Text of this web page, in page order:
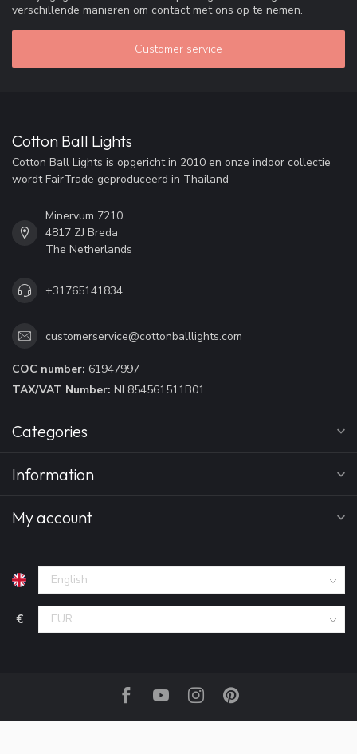
verschillende manieren om contact met ons op te nemen.
Customer service
Cotton Ball Lights
Cotton Ball Lights is opgericht in 2010 en onze indoor collectie
wordt FairTrade geproduceerd in Thailand
Minervum 7210
4817 ZJ Breda
The Netherlands
+31765141834
customerservice@cottonballlights.com
COC number: 61947997
TAX/VAT Number: NL854561511B01
Categories
Information
My account
€